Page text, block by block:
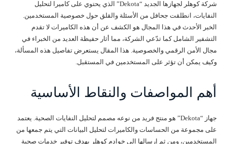
شركة كوهلر لجهازها الجديد “Dekota” الذي يحتوي على كاميرا لتحليل
النفايات، انطلقت جحافل من الأسئلة والقلق حول خصوصية المستخدمين.
الخبر الأحدث في هذا المجال هو الكشف عن أن هذه الكاميرات لا تقدم
التشفير الشامل كما تدّعي الشركة، مما أثار حفيظة العديد من الخبراء في
مجال الأمن الرقمي والخصوصية. هذا المقال يستعرض تفاصيل هذه المسألة،
وكيف يمكن أن تؤثر على المستخدمين في المستقبل.
أهم المواصفات والنقاط الأساسية
جهاز “Dekota” هو منتج فريد من نوعه مصمم لتحليل النفايات الصحية. يعتمد
على مجموعة من الحساسات والكاميرات لتحليل البيانات التي يتم جمعها من
المستخدمين، ومن ثم إرسالها إلى خوادم كوهلر بهدف توفير خدمات صحية